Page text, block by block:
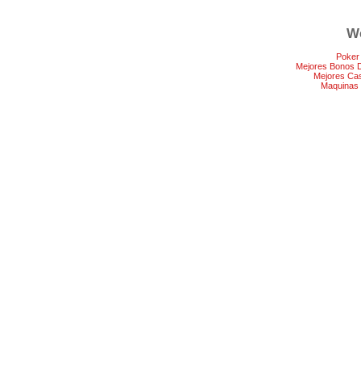
Mejores Bonos
Mejores